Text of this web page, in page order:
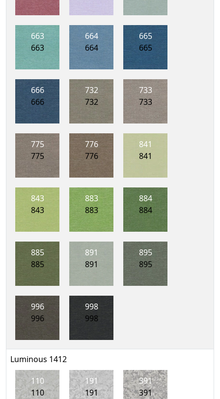
663
663
664
664
665
665
666
666
732
732
733
733
775
775
776
776
841
841
843
843
883
883
884
884
885
885
891
891
895
895
996
996
998
998
Luminous 1412
110
110
191
191
391
391